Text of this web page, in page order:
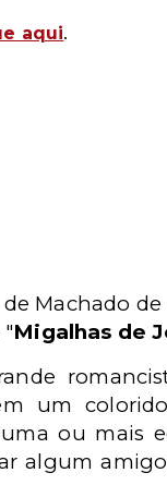
aqui.
Machado
Migalhas de
um
ou mais
algum